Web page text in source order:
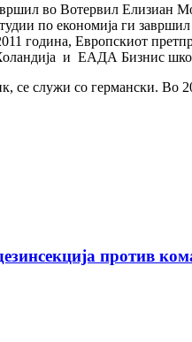
во Вотервил Елизиан
по економија ги
година, Европскиот
и ЕАДА Бизнис
се служи со германски.
против